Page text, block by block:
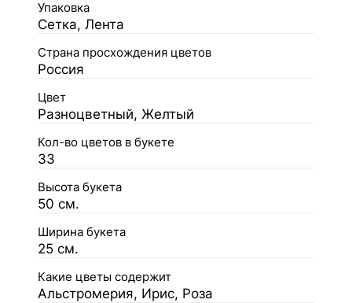
Упаковка
Сетка, Лента
Страна просхождения цветов
Россия
Цвет
Разноцветный, Желтый
Кол-во цветов в букете
33
Высота букета
50 см.
Ширина букета
25 см.
Какие цветы содержит
Альстромерия, Ирис, Роза